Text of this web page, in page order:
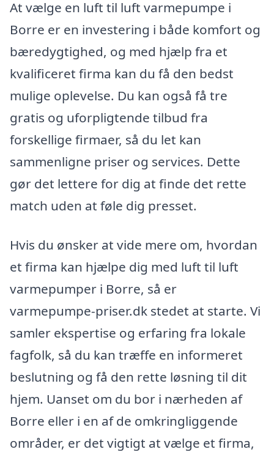
At vælge en luft til luft varmepumpe i
Borre er en investering i både komfort og
bæredygtighed, og med hjælp fra et
kvalificeret firma kan du få den bedst
mulige oplevelse. Du kan også få tre
gratis og uforpligtende tilbud fra
forskellige firmaer, så du let kan
sammenligne priser og services. Dette
gør det lettere for dig at finde det rette
match uden at føle dig presset.
Hvis du ønsker at vide mere om, hvordan
et firma kan hjælpe dig med luft til luft
varmepumper i Borre, så er
varmepumpe-priser.dk stedet at starte. Vi
samler ekspertise og erfaring fra lokale
fagfolk, så du kan træffe en informeret
beslutning og få den rette løsning til dit
hjem. Uanset om du bor i nærheden af
Borre eller i en af de omkringliggende
områder, er det vigtigt at vælge et firma,